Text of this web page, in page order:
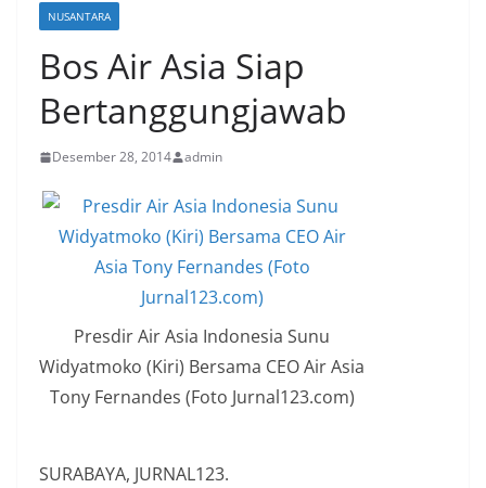
NUSANTARA
Bos Air Asia Siap
Bertanggungjawab
Desember 28, 2014 admin
Presdir Air Asia Indonesia Sunu
Widyatmoko (Kiri) Bersama CEO Air Asia
Tony Fernandes (Foto Jurnal123.com)
SURABAYA, JURNAL123.